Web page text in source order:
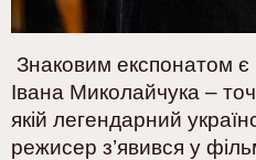
Знаковим експонатом є
Івана Миколайчука –
якій легендарний
режисер з’явився у